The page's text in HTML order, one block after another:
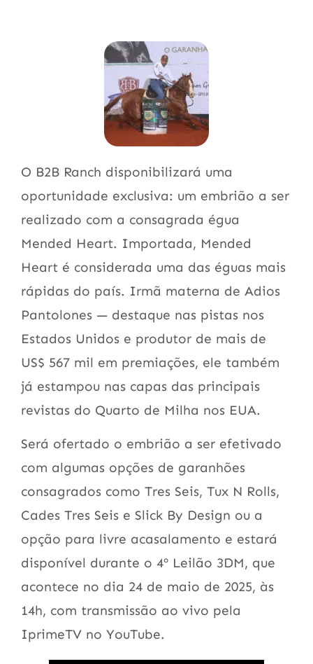
O B2B Ranch disponibilizará uma
oportunidade exclusiva: um embrião a ser
realizado com a consagrada égua
Mended Heart. Importada, Mended
Heart é considerada uma das éguas mais
rápidas do país. Irmã materna de Adios
Pantolones — destaque nas pistas nos
Estados Unidos e produtor de mais de
US$ 567 mil em premiações, ele também
já estampou nas capas das principais
revistas do Quarto de Milha nos EUA.
Será ofertado o embrião a ser efetivado
com algumas opções de garanhões
consagrados como Tres Seis, Tux N Rolls,
Cades Tres Seis e Slick By Design ou a
opção para livre acasalamento e estará
disponível durante o 4º Leilão 3DM, que
acontece no dia 24 de maio de 2025, às
14h, com transmissão ao vivo pela
IprimeTV no YouTube.